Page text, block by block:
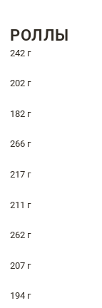
РОЛЛЫ
242 г
202 г
182 г
266 г
217 г
211 г
262 г
207 г
194 г